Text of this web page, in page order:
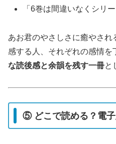
「6巻は間違いなくシリ
あお君のやさしさに癒やさ
感する人、それぞれの感情を
な読後感と余韻を残す一冊と
⑤ どこで読める？電